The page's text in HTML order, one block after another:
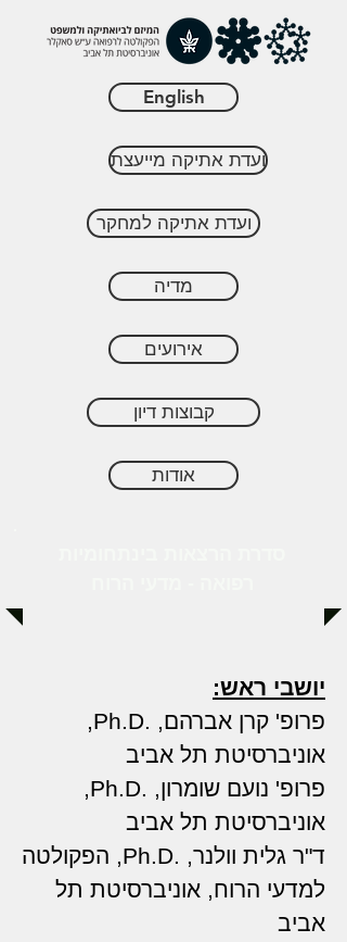
English
ועדת אתיקה מייעצת
ועדת אתיקה למחקר
מדיה
אירועים
קבוצות דיון
אודות
יושבי ראש:
פרופ' קרן אברהם, .Ph.D,
אוניברסיטת תל אביב
פרופ' נועם שומרון, .Ph.D,
אוניברסיטת תל אביב
ד"ר גלית וולנר, .Ph.D, הפקולטה
למדעי הרוח, אוניברסיטת תל
אביב